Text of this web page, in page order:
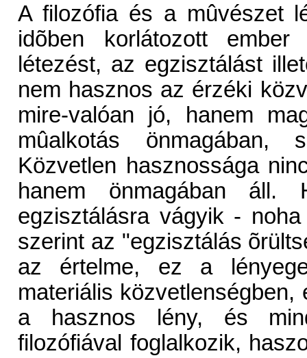
A filozófia és a mûvészet
idõben korlátozott
létezést, az egzisztálást
nem hasznos az érzéki
mire-valóan jó, hanem
mûalkotás önmagában,
Közvetlen hasznossága
hanem önmagában
egzisztálásra vágyik -
szerint az "egzisztálás
az értelme, ez a
materiális
a hasznos lény, és
filozófiával foglalkozik,